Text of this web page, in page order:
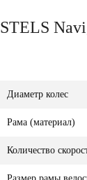
STELS
Диаметр колес
Рама (материал)
Количество